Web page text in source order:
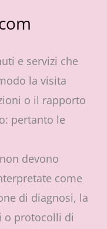
e servizi che
la visita
o il rapporto
pertanto le
devono
come
di diagnosi, la
o protocolli di